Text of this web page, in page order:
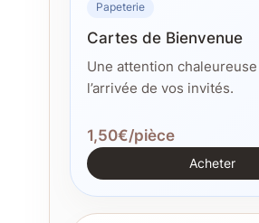
Papeterie
Cartes de Bienvenue
Une attention
l’arrivée de vos invités.
1,50€/pièce
Acheter